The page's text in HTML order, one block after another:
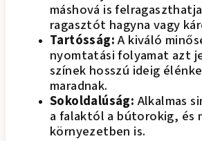
máshová is
ragasztót hagyna vagy
Tartósság:A kiváló
nyomtatási folyamat azt
színek hosszú ideig
maradnak.
Sokoldalúság:Alkalmas
a falaktól a bútorokig, és
környezetben is.